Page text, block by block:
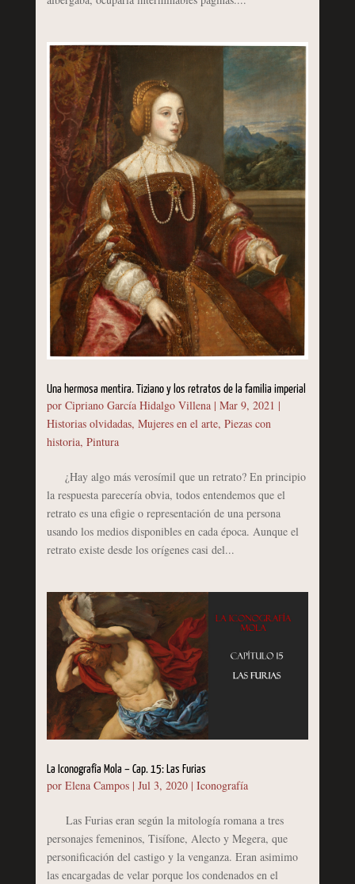
Una hermosa mentira. Tiziano y los retratos de la familia imperial
por Cipriano García Hidalgo Villena| Mar 9, 2021 |
Historias olvidadas, Mujeres en el arte, Piezas con
historia, Pintura
¿Hay algo más verosímil que un retrato? En principio
la respuesta parecería obvia, todos entendemos que el
retrato es una efigie o representación de una persona
usando los medios disponibles en cada época. Aunque el
retrato existe desde los orígenes casi del...
La Iconografía Mola – Cap. 15: Las Furias
por Elena Campos| Jul 3, 2020| Iconografía
Las Furias eran según la mitología romana a tres
personajes femeninos, Tisífone, Alecto y Megera, que
personificación del castigo y la venganza. Eran asimimo
las encargadas de velar porque los condenados en el